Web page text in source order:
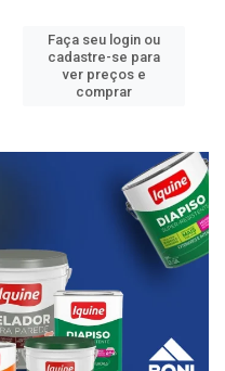
Faça seu login ou
cadastre-se para
ver preços e
comprar